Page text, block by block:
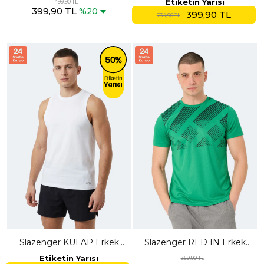
399,90 TL %20 734,90 TL 399,90 TL
Slazenger KULAP Erkek
Kolsuz Beyaz Tişört
Etiketin Yarısı
Slazenger RED IN Erkek
Yeşil Tişört
359,90 TL